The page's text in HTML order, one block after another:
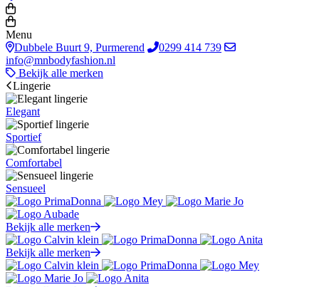
Menu
Dubbele Buurt 9, Purmerend
0299 414 739
info@mnbodyfashion.nl
Bekijk alle merken
Lingerie
Elegant
Sportief
Comfortabel
Sensueel
Bekijk alle merken
Bekijk alle merken